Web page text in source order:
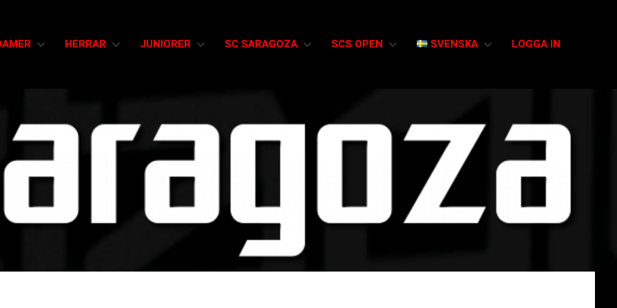
HERRAR JUNIORER SC SARAGOZA SCS OPEN SVENSKA LOGGA IN